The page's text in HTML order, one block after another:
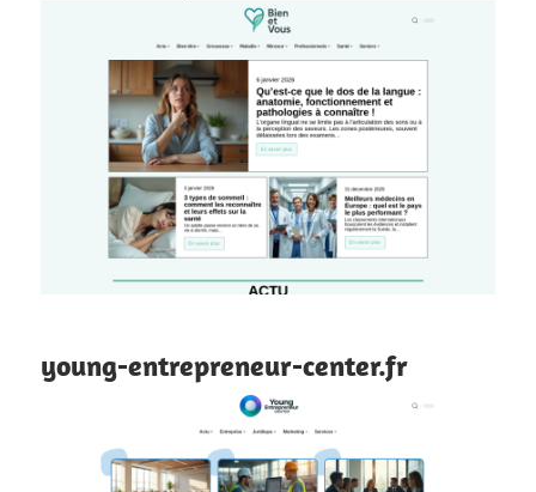
young-entrepreneur-center.fr